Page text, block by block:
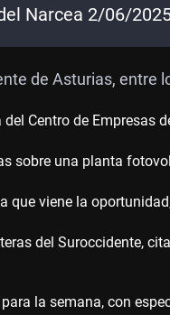
Narcea 2/06/
de Asturias, entre
Centro de Empresas
sobre una planta
que viene la
del Suroccidente,
la semana, con